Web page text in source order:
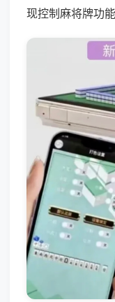
现控制麻将牌功